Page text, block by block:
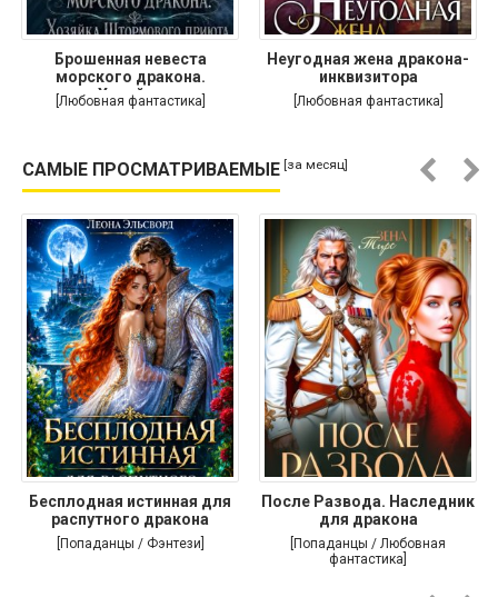
Брошенная невеста
морского дракона.
Хозяйка
[Любовная фантастика]
Неугодная жена дракона-
инквизитора
[Любовная фантастика]
САМЫЕ ПРОСМАТРИВАЕМЫЕ [за месяц]
Бесплодная истинная для
распутного дракона
[Попаданцы / Фэнтези]
После Развода. Наследник
для дракона
[Попаданцы / Любовная
фантастика]